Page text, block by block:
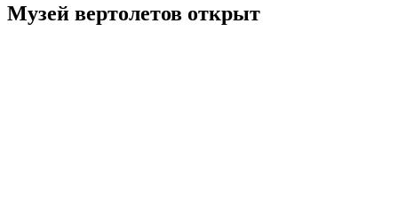
Музей вертолетов открыт